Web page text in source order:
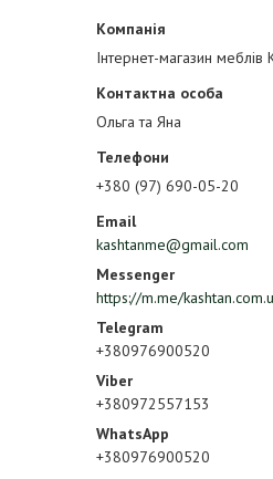
Інтернет-магазин
Ольга та Яна
+380 (97) 690-05-20
kashtanme@gmail.com
https://m.me/
+380976900520
+380972557153
+380976900520